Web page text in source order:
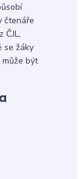
čtenáře
ČJL,
se žáky
být